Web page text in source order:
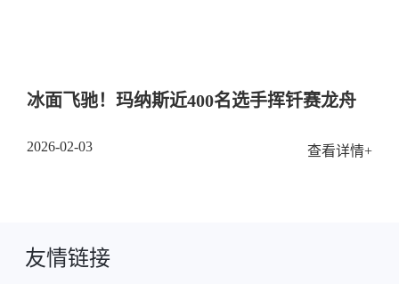
冰面飞驰！玛纳斯近400名选手挥钎赛龙舟
2026-02-03 查看详情+
友情链接